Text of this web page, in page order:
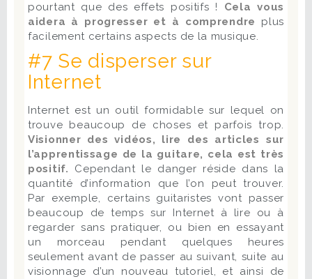
pourtant que des effets positifs ! Cela vous
aidera à progresser et à comprendre
plus
facilement certains aspects de la musique.
#7 Se disperser sur
Internet
Internet est un outil formidable sur lequel on
trouve beaucoup de choses et parfois trop.
Visionner des vidéos, lire des articles sur
l’apprentissage de la guitare, cela est très
positif. Cependant le danger réside dans la
quantité d’information que l’on peut trouver.
Par exemple, certains guitaristes vont passer
beaucoup de temps sur Internet à lire ou à
regarder sans pratiquer, ou bien en essayant
un morceau pendant quelques heures
seulement avant de passer au suivant, suite au
visionnage d’un nouveau tutoriel, et ainsi de